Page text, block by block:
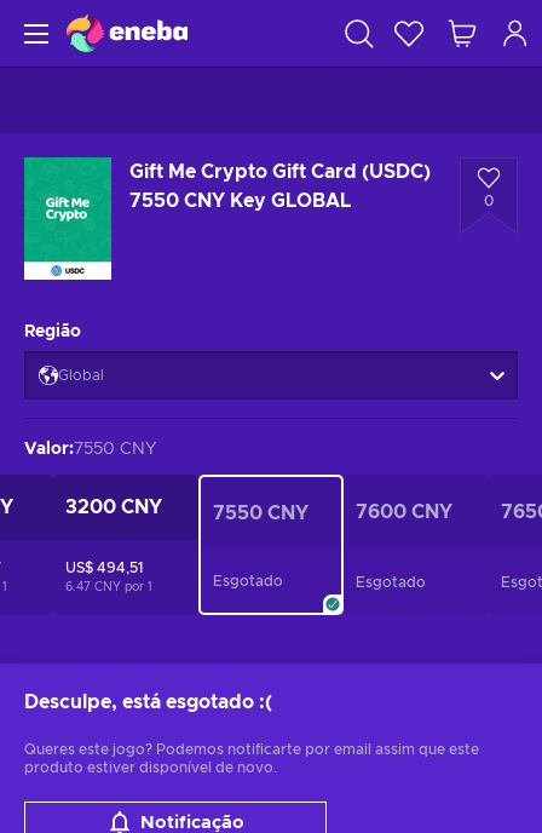
Gift Me Crypto Gift Card (USDC)
7550 CNY Key GLOBAL
0
Desculpe, está esgotado :(
Queres este jogo? Podemos notificarte por email assim que este
produto estiver disponível de novo.
Notificação
Região
Global
Valor:7550 CNY
1
3200 CNY
US$ 494,51
6.47 CNY por 1
7550 CNY
Esgotado
7600 CNY
Esgotado